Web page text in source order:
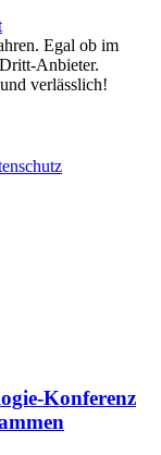
Egal ob im
Anbieter.
verlässlich!
Konferenz